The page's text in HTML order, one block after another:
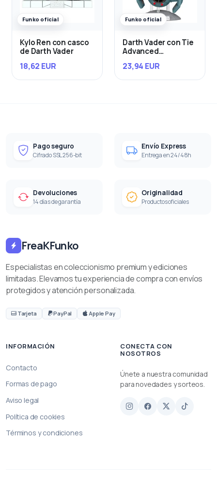
Funko oficial
Kylo Ren con casco
de Darth Vader
18,62 EUR
Funko oficial
Darth Vader con Tie
Advanced
23,94 EUR
Pago seguro
Cifrado SSL 256-bit
Envío Express
Entrega en 24/48h
Devoluciones
14 días de garantía
Originalidad
Productos oficiales
FreaKFunko
Especialistas en coleccionismo premium y ediciones
limitadas. Elevamos tu experiencia de compra con envíos
protegidos y atención personalizada.
Tarjeta PayPal Apple Pay
INFORMACIÓN
Contacto
Formas de pago
Aviso legal
Política de cookies
Términos y condiciones
CONECTA CON
NOSOTROS
Únete a nuestra comunidad
para novedades y sorteos.